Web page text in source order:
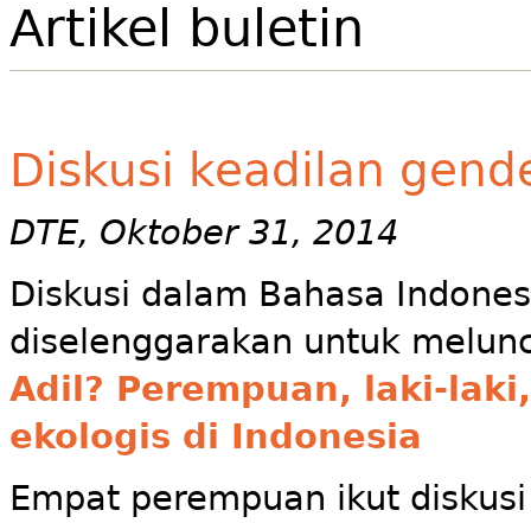
Artikel buletin
Diskusi keadilan
DTE, Oktober 31, 2014
Diskusi dalam Bahasa
diselenggarakan untuk
Adil? Perempuan, laki-
ekologis di Indonesia
Empat perempuan ikut